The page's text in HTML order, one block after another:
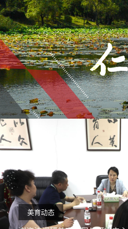
美育动态
谢资清调研美育发展与研究中心
2024-05-22